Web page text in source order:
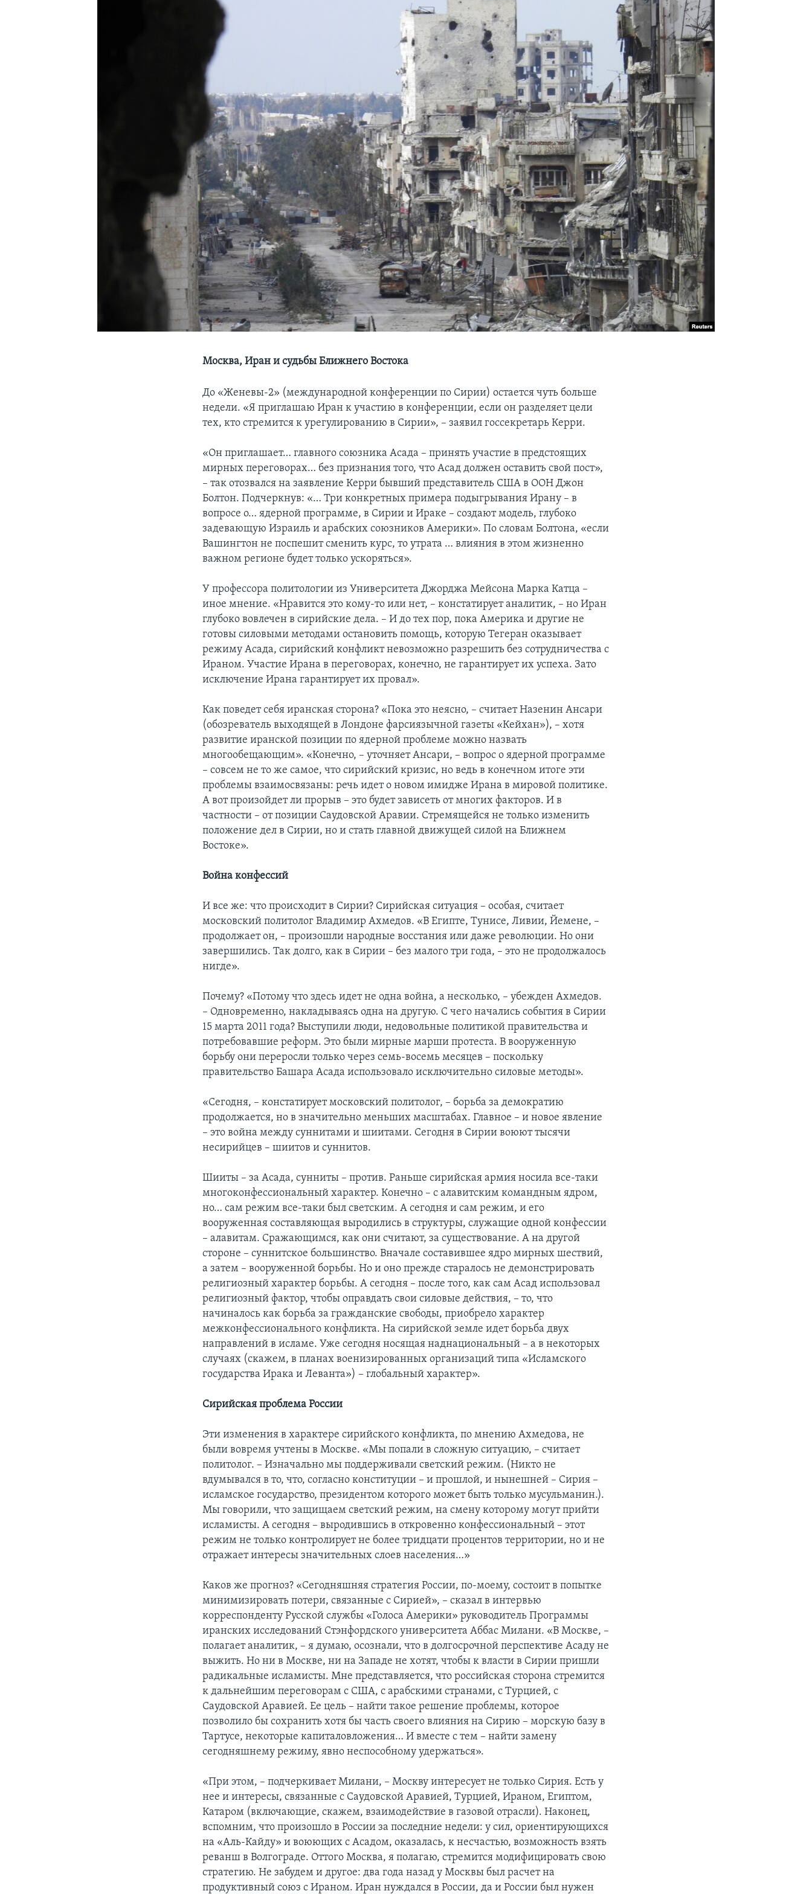
Москва, Иран и судьбы Ближнего Востока
До «Женевы-2» (международной конференции по Сирии) остается чуть больше
недели. «Я приглашаю Иран к участию в конференции, если он разделяет цели
тех, кто стремится к урегулированию в Сирии», – заявил госсекретарь Керри.
«Он приглашает… главного союзника Асада – принять участие в предстоящих
мирных переговорах… без признания того, что Асад должен оставить свой пост»,
– так отозвался на заявление Керри бывший представитель США в ООН Джон
Болтон. Подчеркнув: «… Три конкретных примера подыгрывания Ирану – в
вопросе о… ядерной программе, в Сирии и Ираке – создают модель, глубоко
задевающую Израиль и арабских союзников Америки». По словам Болтона, «если
Вашингтон не поспешит сменить курс, то утрата … влияния в этом жизненно
важном регионе будет только ускоряться».
У профессора политологии из Университета Джорджа Мейсона Марка Катца –
иное мнение. «Нравится это кому-то или нет, – констатирует аналитик, – но Иран
глубоко вовлечен в сирийские дела. – И до тех пор, пока Америка и другие не
готовы силовыми методами остановить помощь, которую Тегеран оказывает
режиму Асада, сирийский конфликт невозможно разрешить без сотрудничества с
Ираном. Участие Ирана в переговорах, конечно, не гарантирует их успеха. Зато
исключение Ирана гарантирует их провал».
Как поведет себя иранская сторона? «Пока это неясно, – считает Назенин Ансари
(обозреватель выходящей в Лондоне фарсиязычной газеты «Кейхан»), – хотя
развитие иранской позиции по ядерной проблеме можно назвать
многообещающим». «Конечно, – уточняет Ансари, – вопрос о ядерной программе
– совсем не то же самое, что сирийский кризис, но ведь в конечном итоге эти
проблемы взаимосвязаны: речь идет о новом имидже Ирана в мировой политике.
А вот произойдет ли прорыв – это будет зависеть от многих факторов. И в
частности – от позиции Саудовской Аравии. Стремящейся не только изменить
положение дел в Сирии, но и стать главной движущей силой на Ближнем
Востоке».
Война конфессий
И все же: что происходит в Сирии? Сирийская ситуация – особая, считает
московский политолог Владимир Ахмедов. «В Египте, Тунисе, Ливии, Йемене, –
продолжает он, – произошли народные восстания или даже революции. Но они
завершились. Так долго, как в Сирии – без малого три года, – это не продолжалось
нигде».
Почему? «Потому что здесь идет не одна война, а несколько, – убежден Ахмедов.
– Одновременно, накладываясь одна на другую. С чего начались события в Сирии
15 марта 2011 года? Выступили люди, недовольные политикой правительства и
потребовавшие реформ. Это были мирные марши протеста. В вооруженную
борьбу они переросли только через семь-восемь месяцев – поскольку
правительство Башара Асада использовало исключительно силовые методы».
«Сегодня, – констатирует московский политолог, – борьба за демократию
продолжается, но в значительно меньших масштабах. Главное – и новое явление
– это война между суннитами и шиитами. Сегодня в Сирии воюют тысячи
несирийцев – шиитов и суннитов.
Шииты – за Асада, сунниты – против. Раньше сирийская армия носила все-таки
многоконфессиональный характер. Конечно – с алавитским командным ядром,
но… сам режим все-таки был светским. А сегодня и сам режим, и его
вооруженная составляющая выродились в структуры, служащие одной конфессии
– алавитам. Сражающимся, как они считают, за существование. А на другой
стороне – суннитское большинство. Вначале составившее ядро мирных шествий,
а затем – вооруженной борьбы. Но и оно прежде старалось не демонстрировать
религиозный характер борьбы. А сегодня – после того, как сам Асад использовал
религиозный фактор, чтобы оправдать свои силовые действия, – то, что
начиналось как борьба за гражданские свободы, приобрело характер
межконфессионального конфликта. На сирийской земле идет борьба двух
направлений в исламе. Уже сегодня носящая наднациональный – а в некоторых
случаях (скажем, в планах военизированных организаций типа «Исламского
государства Ирака и Леванта») – глобальный характер».
Сирийская проблема России
Эти изменения в характере сирийского конфликта, по мнению Ахмедова, не
были вовремя учтены в Москве. «Мы попали в сложную ситуацию, – считает
политолог. – Изначально мы поддерживали светский режим. (Никто не
вдумывался в то, что, согласно конституции – и прошлой, и нынешней – Сирия –
исламское государство, президентом которого может быть только мусульманин.).
Мы говорили, что защищаем светский режим, на смену которому могут прийти
исламисты. А сегодня – выродившись в откровенно конфессиональный – этот
режим не только контролирует не более тридцати процентов территории, но и не
отражает интересы значительных слоев населения…»
Каков же прогноз? «Сегодняшняя стратегия России, по-моему, состоит в попытке
минимизировать потери, связанные с Сирией», – сказал в интервью
корреспонденту Русской службы «Голоса Америки» руководитель Программы
иранских исследований Стэнфордского университета Аббас Милани. «В Москве, –
полагает аналитик, – я думаю, осознали, что в долгосрочной перспективе Асаду не
выжить. Но ни в Москве, ни на Западе не хотят, чтобы к власти в Сирии пришли
радикальные исламисты. Мне представляется, что российская сторона стремится
к дальнейшим переговорам с США, с арабскими странами, с Турцией, с
Саудовской Аравией. Ее цель – найти такое решение проблемы, которое
позволило бы сохранить хотя бы часть своего влияния на Сирию – морскую базу в
Тартусе, некоторые капиталовложения… И вместе с тем – найти замену
сегодняшнему режиму, явно неспособному удержаться».
«При этом, – подчеркивает Милани, – Москву интересует не только Сирия. Есть у
нее и интересы, связанные с Саудовской Аравией, Турцией, Ираном, Египтом,
Катаром (включающие, скажем, взаимодействие в газовой отрасли). Наконец,
вспомним, что произошло в России за последние недели: у сил, ориентирующихся
на «Аль-Кайду» и воюющих с Асадом, оказалась, к несчастью, возможность взять
реванш в Волгограде. Оттого Москва, я полагаю, стремится модифицировать свою
стратегию. Не забудем и другое: два года назад у Москвы был расчет на
продуктивный союз с Ираном. Иран нуждался в России, да и России был нужен